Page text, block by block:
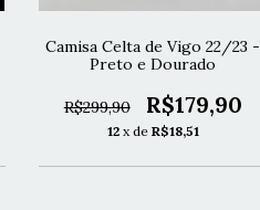
Camisa Celta de Vigo 22/23 -
Preto e Dourado
R$299,90 R$179,90
12 x de R$18,51